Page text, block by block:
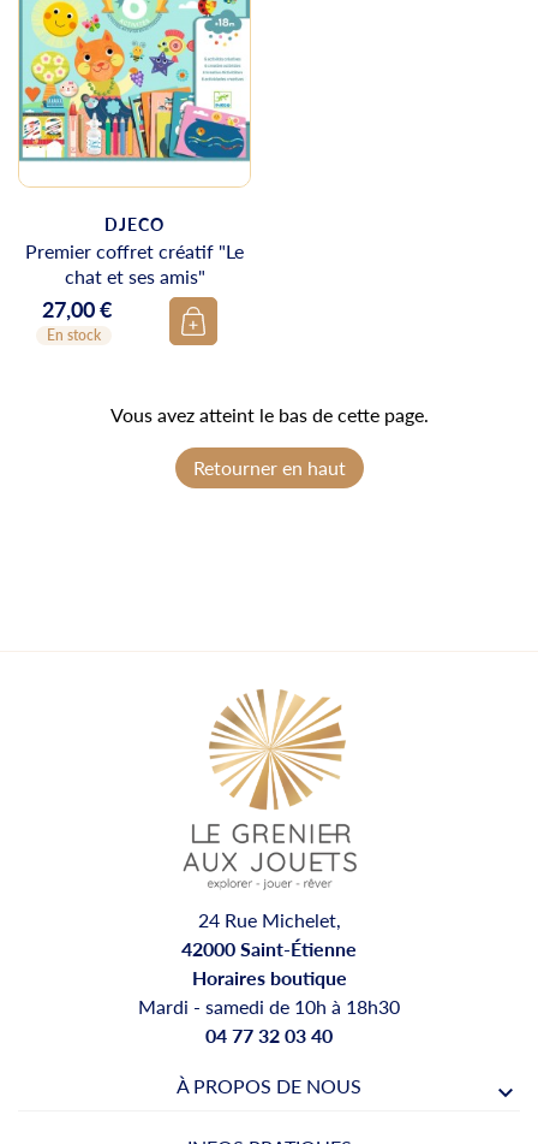
DJECO
Premier coffret créatif "Le
chat et ses amis"
Prix
27,00 €
En stock
Vous avez atteint le bas de cette page.
Retourner en haut
24 Rue Michelet,
42000 Saint-Étienne
Horaires boutique
Mardi - samedi de 10h à 18h30
04 77 32 03 40
À PROPOS DE NOUS